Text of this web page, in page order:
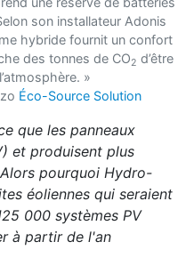
son installateur Adonis
hybride fournit un confort
des tonnes de CO2 d’être
»
Éco-Source Solution
que les panneaux
et produisent plus
pourquoi Hydro-
éoliennes qui seraient
000 systèmes PV
à partir de l'an